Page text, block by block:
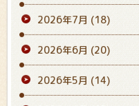
2026年7月 (18)
2026年6月 (20)
2026年5月 (14)